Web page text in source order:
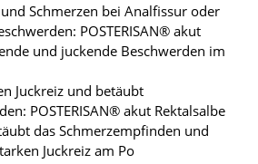
Schmerzen bei Analfissur oder
POSTERISAN® akut
und juckende Beschwerden im
Juckreiz und betäubt
POSTERISAN® akut Rektalsalbe
das Schmerzempfinden und
Juckreiz am Po